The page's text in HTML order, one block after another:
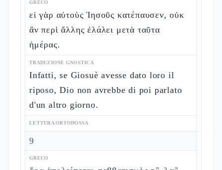
GRECO
εἰ γὰρ αὐτοὺς Ἰησοῦς κατέπαυσεν, οὐκ
ἂν περὶ ἄλλης ἐλάλει μετὰ ταῦτα
ἡμέρας.
TRADUZIONE GNOSTICA
Infatti, se Giosuè avesse dato loro il
riposo, Dio non avrebbe di poi parlato
d'un altro giorno.
LETTURA ORTODOSSA
9
GRECO